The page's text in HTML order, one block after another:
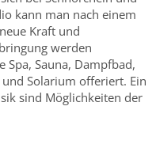
kann man nach einem
Kraft und
werden
Spa, Sauna, Dampfbad,
Solarium offeriert. Ein
sind Möglichkeiten der